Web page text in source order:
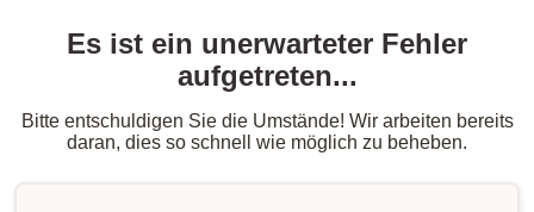
Es ist ein unerwarteter Fehler
aufgetreten...
Bitte entschuldigen Sie die Umstände! Wir arbeiten bereits
daran, dies so schnell wie möglich zu beheben.